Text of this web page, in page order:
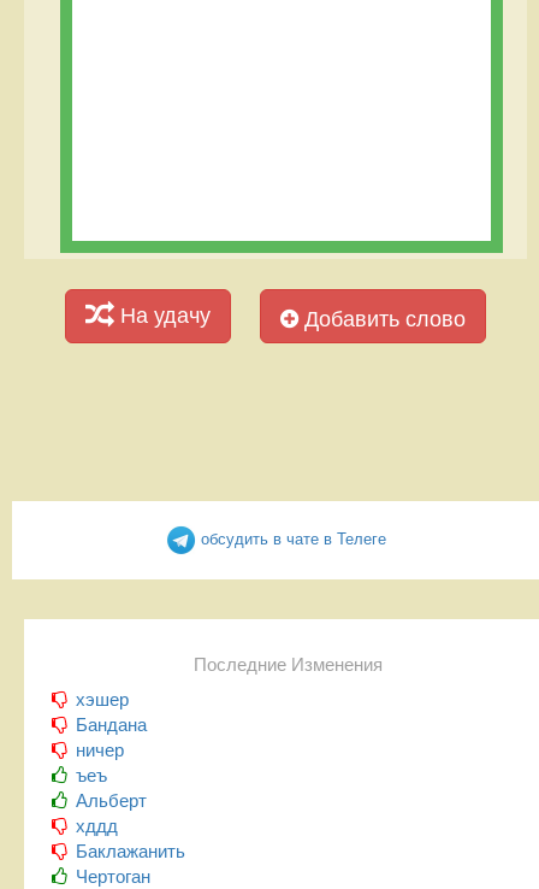
На удачу Добавить слово
обсудить в чате в Телеге
Последние Изменения
хэшер
Бандана
ничер
ъеъ
Альберт
хддд
Баклажанить
Чертоган